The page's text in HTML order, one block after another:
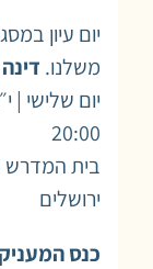
יום עיון
משלנו.
20:00
בית המדרש
ירושלים
כנס